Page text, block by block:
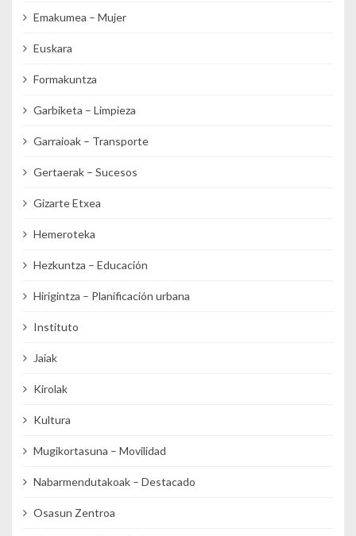
Emakumea – Mujer
Euskara
Formakuntza
Garbiketa – Limpieza
Garraioak – Transporte
Gertaerak – Sucesos
Gizarte Etxea
Hemeroteka
Hezkuntza – Educación
Hirigintza – Planificación urbana
Instituto
Jaiak
Kirolak
Kultura
Mugikortasuna – Movilidad
Nabarmendutakoak – Destacado
Osasun Zentroa